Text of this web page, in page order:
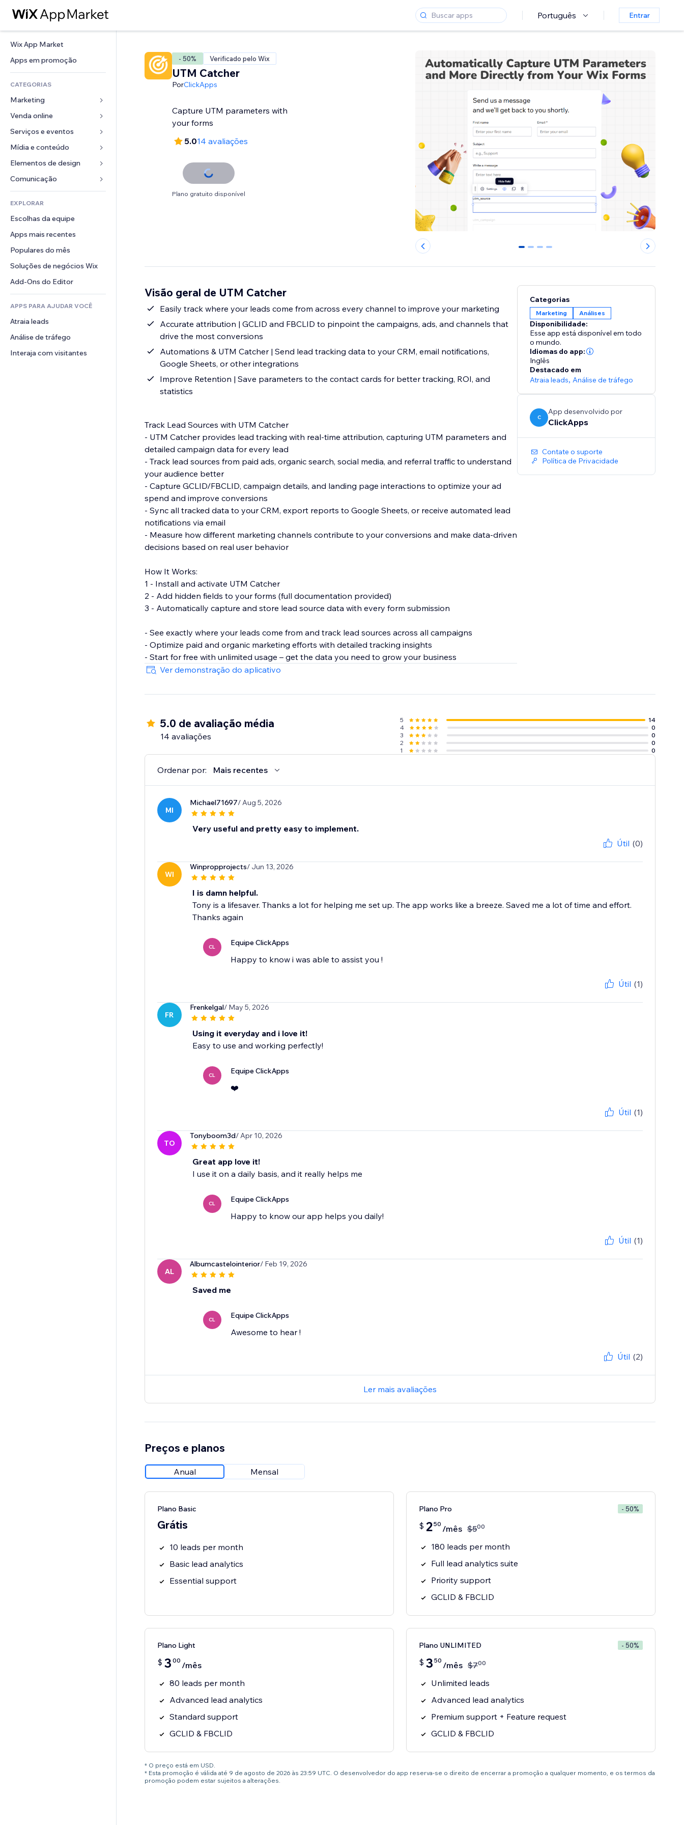
Português Entrar
Wix App Market
Apps em promoção
CATEGORIAS
Marketing
Anúncios
Mobile
Análises
Listas do site
Email
Venda online
Apps para lojas
Frete e entrega
Botões de venda
Contabilidade
Cupons e fidelidade
Soluções de armazenamento
Serviços e eventos
Hotéis
Eventos
Restaurantes
Imobiliária
Meus agendamentos
Mídia e conteúdo
Galeria
Músicas
Podcasts
Fotografia
Vídeo
PDF
Compartilhamento de arquivos
Notícias
Elementos de design
Mapas e navegação
Privacidade e segurança
Relógio
Templates de página
Efeitos de imagem
Botões e menus
Banners e selos
Calculadoras
Busca
Previsão do tempo
Tabelas e gráficos
Formulários
Enquetes
Chat
Comentários
Telefone
Comunidade
Avaliações e depoimentos
CRM
EXPLORAR
Escolhas da equipe
Apps mais recentes
Populares do mês
Soluções de negócios Wix
Add-Ons do Editor
APPS PARA AJUDAR VOCÊ
Atraia leads
Análise de tráfego
Interaja com visitantes
- 50% Verificado pelo Wix
UTM Catcher
PorClickApps
Capture UTM parameters with
your forms
5.014 avaliações
Plano gratuito disponível
0 1 2 3
Visão geral de UTM Catcher
Easily track where your leads come from across every channel to improve your marketing
Accurate attribution | GCLID and FBCLID to pinpoint the campaigns, ads, and channels that
drive the most conversions
Automations & UTM Catcher | Send lead tracking data to your CRM, email notifications,
Google Sheets, or other integrations
Improve Retention | Save parameters to the contact cards for better tracking, ROI, and
statistics
Track Lead Sources with UTM Catcher
- UTM Catcher provides lead tracking with real-time attribution, capturing UTM parameters and
detailed campaign data for every lead
- Track lead sources from paid ads, organic search, social media, and referral traffic to understand
your audience better
- Capture GCLID/FBCLID, campaign details, and landing page interactions to optimize your ad
spend and improve conversions
- Sync all tracked data to your CRM, export reports to Google Sheets, or receive automated lead
notifications via email
- Measure how different marketing channels contribute to your conversions and make data-driven
decisions based on real user behavior
How It Works:
1 - Install and activate UTM Catcher
2 - Add hidden fields to your forms (full documentation provided)
3 - Automatically capture and store lead source data with every form submission
- See exactly where your leads come from and track lead sources across all campaigns
- Optimize paid and organic marketing efforts with detailed tracking insights
- Start for free with unlimited usage – get the data you need to grow your business
Ver demonstração do aplicativo
Categorias
Marketing Análises
Disponibilidade:
Esse app está disponível em todo
o mundo.
Idiomas do app:
Inglês
Destacado em
Atraia leads, Análise de tráfego
C
App desenvolvido por
ClickApps
Contate o suporte
Política de Privacidade
5.0 de avaliação média
14 avaliações
5
14
4
0
3
0
2
0
1
0
Ordenar por: Mais recentes
MI
Michael71697/ Aug 5, 2026
Very useful and pretty easy to implement.
Útil (0)
WI
Winpropprojects/ Jun 13, 2026
I is damn helpful.
Tony is a lifesaver. Thanks a lot for helping me set up. The app works like a breeze. Saved me a lot of time and effort.
Thanks again
CL Equipe ClickApps
Happy to know i was able to assist you !
Útil (1)
FR
Frenkelgal/ May 5, 2026
Using it everyday and i love it!
Easy to use and working perfectly!
CL Equipe ClickApps
❤️
Útil (1)
TO
Tonyboom3d/ Apr 10, 2026
Great app love it!
I use it on a daily basis, and it really helps me
CL Equipe ClickApps
Happy to know our app helps you daily!
Útil (1)
AL
Albumcastelointerior/ Feb 19, 2026
Saved me
CL Equipe ClickApps
Awesome to hear !
Útil (2)
Ler mais avaliações
Preços e planos
Anual Mensal
Plano Basic
Grátis
10 leads per month
Basic lead analytics
Essential support
Plano Pro - 50%
$ 250 /mês $500
180 leads per month
Full lead analytics suite
Priority support
GCLID & FBCLID
Plano Light
$ 3 00 /mês
80 leads per month
Advanced lead analytics
Standard support
GCLID & FBCLID
Plano UNLIMITED - 50%
$ 3 50 /mês $700
Unlimited leads
Advanced lead analytics
Premium support + Feature request
GCLID & FBCLID
* O preço está em USD.
* Esta promoção é válida até 9 de agosto de 2026 às 23:59 UTC. O desenvolvedor do app reserva-se o direito de encerrar a promoção a qualquer momento, e os termos da
promoção podem estar sujeitos a alterações.